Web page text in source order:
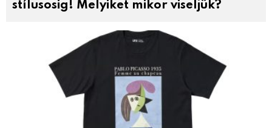
stílusosig! Melyiket mikor viseljük?